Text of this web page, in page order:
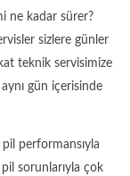
ne kadar sürer?
sizlere günler
teknik servisimize
gün içerisinde
pil performansıyla
pil sorunlarıyla çok